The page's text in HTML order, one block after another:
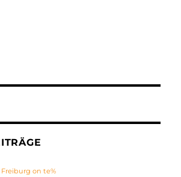
on te%